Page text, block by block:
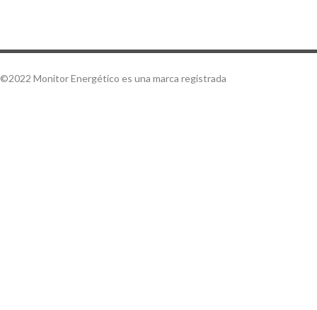
©2022 Monitor Energético es una marca registrada